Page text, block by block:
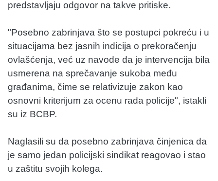
predstavljaju odgovor na takve pritiske.
"Posebno zabrinjava što se postupci pokreću i u
situacijama bez jasnih indicija o prekoračenju
ovlašćenja, već uz navode da je intervencija bila
usmerena na sprečavanje sukoba među
građanima, čime se relativizuje zakon kao
osnovni kriterijum za ocenu rada policije", istakli
su iz BCBP.
Naglasili su da posebno zabrinjava činjenica da
je samo jedan policijski sindikat reagovao i stao
u zaštitu svojih kolega.